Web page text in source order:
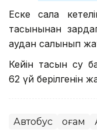
Еске сала
тасқынынан
аудан салынып
Кейін тасқын су
62 үй берілгенін
Автобус Қоғам